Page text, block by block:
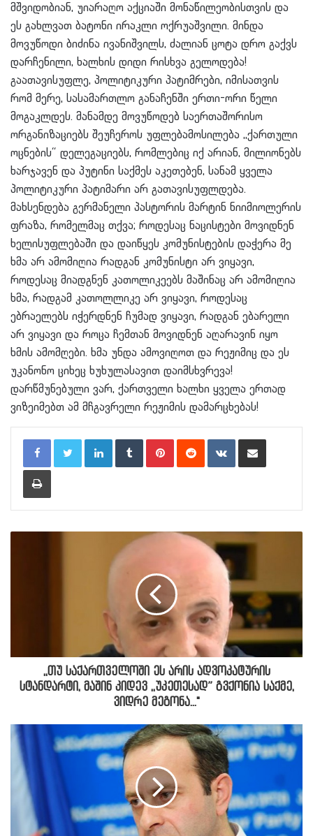
მშვიდობიან, უიარაღო აქციაში მონაწილეობისთვის და
ეს გახლვათ ბატონი ირაკლი ოქრუაშვილი. მინდა
მოვუწოდი ბიძინა ივანიშვილს, ძალიან ცოტა დრო გაქვს
დარჩენილი, ხალხის დიდი რისხვა გელოდება!
გაათავისუფლე, პოლიტიკური პატიმრები, იმისათვის
რომ მერე, სასამართლო განაჩენში ერთი-ორი წელი
მოგაკლდეს. მანამდე მოვუწოდებ საერთაშორისო
ორგანიზაციებს შეუჩეროს უფლებამოსილება ,,ქართული
ოცნების“ დელეგაციებს, რომლებიც იქ არიან, მილიონებს
ხარჯავენ და პუტინი საქმეს აკეთებენ, სანამ ყველა
პოლიტიკური პატიმარი არ გათავისუფლდება.
მახსენდება გერმანელი პასტორის მარტინ ნიიმიოლერის
ფრაზა, რომელმაც თქვა; როდესაც ნაცისტები მოვიდნენ
ხელისუფლებაში და დაიწყეს კომუნისტების დაჭერა მე
ხმა არ ამომიღია რადგან კომუნისტი არ ვიყავი,
როდესაც მიადგნენ კათოლიკეებს მაშინაც არ ამომიღია
ხმა, რადგამ კათოლლიკე არ ვიყავი, როდესაც
ებრაელებს იჭერდნენ ჩუმად ვიყავი, რადგან ებარელი
არ ვიყავი და როცა ჩემთან მოვიდნენ აღარავინ იყო
ხმის ამომღები. ხმა უნდა ამოვიღოთ და რეჟიმიც და ეს
უკანონო ციხეც ხუხულასავით დაიმსხვრევა!
დარწმუნებული ვარ, ქართველი ხალხი ყველა ერთად
ვიზეიმებთ ამ მჩგავრელი რეჟიმის დამარცხებას!
LinkedInTumblr PinterestReddit VKontakteShare via Email
Print
,,თუ საქართველოში ეს არის ადვოკატურის
სტანდარტი, მაშინ კიდევ ,,უკეთესად” გვქონია საქმე,
ვიდრე მეგონა..."